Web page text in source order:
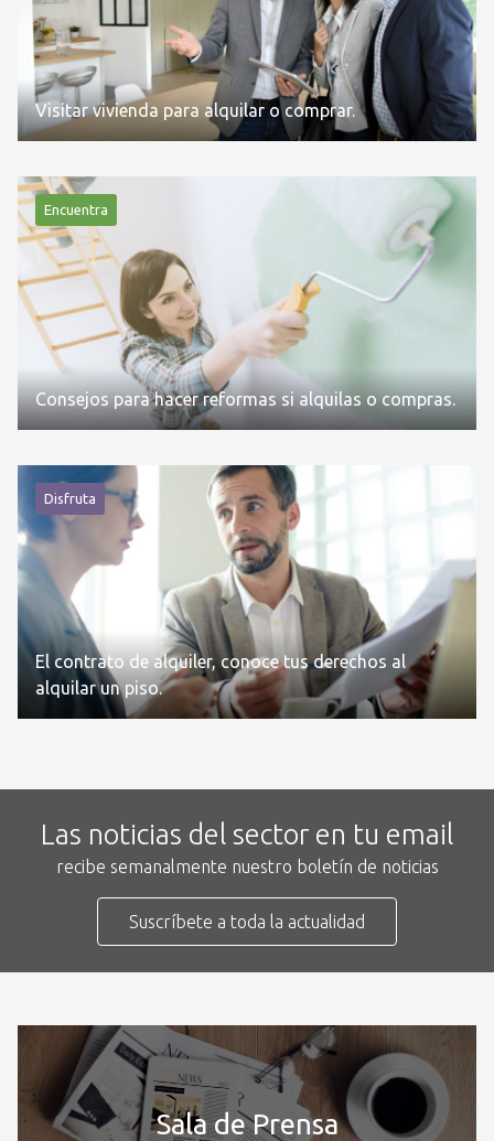
Visitar vivienda para alquilar o comprar.
Encuentra
Consejos para hacer reformas si alquilas o compras.
Disfruta
El contrato de alquiler, conoce tus derechos al
alquilar un piso.
Las noticias del sector en tu email
recibe semanalmente nuestro boletín de noticias
Suscríbete a toda la actualidad
Sala de Prensa